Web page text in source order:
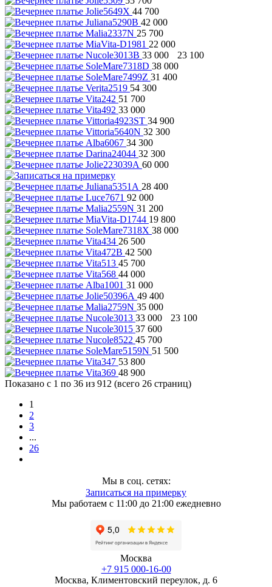
44 700
42 000
25 700
22 000
33 000
23 100
38 000
31 400
54 300
51 700
33 000
34 900
32 300
34 300
32 300
60 000
28 400
92 000
31 200
19 800
38 000
26 500
42 500
45 700
44 000
31 000
49 400
35 000
33 000
23 100
37 600
45 700
51 500
53 800
48 900
Показано с 1 по 36 из 912 (всего 26 страниц)
1
2
3
...
26
Мы в соц. сетях:
Записаться на примерку
Мы работаем с 11:00 до 21:00 ежедневно
Москва
+7 915 000-16-00
Москва, Климентовский переулок, д. 6